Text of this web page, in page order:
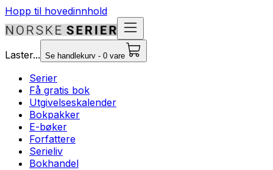
Hopp til hovedinnhold
Laster... Se handlekurv - 0 vare
Serier
Få gratis bok
Utgivelseskalender
Bokpakker
E-bøker
Forfattere
Serieliv
Bokhandel